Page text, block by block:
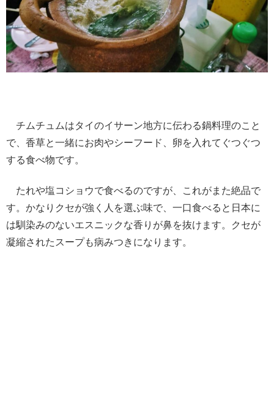
チムチュムはタイのイサーン地方に伝わる鍋料理のこと
で、香草と一緒にお肉やシーフード、卵を入れてぐつぐつ
する食べ物です。
たれや塩コショウで食べるのですが、これがまた絶品で
す。かなりクセが強く人を選ぶ味で、一口食べると日本に
は馴染みのないエスニックな香りが鼻を抜けます。クセが
凝縮されたスープも病みつきになります。